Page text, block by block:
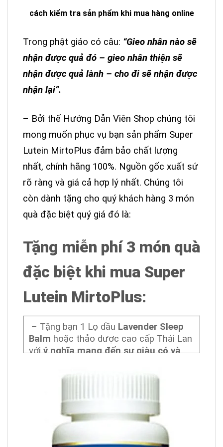
cách kiểm tra sản phẩm khi mua hàng online
Trong phật giáo có câu: “Gieo nhân nào sẽ
nhận được quả đó – gieo nhân thiện sẽ
nhận được quả lành – cho đi sẽ nhận được
nhận lại”.
– Bởi thế Hướng Dẫn Viên Shop chúng tôi
mong muốn phục vụ bạn sản phẩm Super
Lutein MirtoPlus đảm bảo chất lượng
nhất, chính hãng 100%. Nguồn gốc xuất sứ
rõ ràng và giá cả hợp lý nhất. Chúng tôi
còn dành tặng cho quý khách hàng 3 món
quà đặc biệt quý giá đó là:
Tặng miễn phí 3 món quà
đặc biệt khi mua Super
Lutein MirtoPlus:
– Tặng bạn 1 Lọ dầu Lavender Sleep
Balm hoặc thảo dược cao cấp Thái Lan
vớiý nghĩa mang đến sự giàu có và
dụng ( giúp giấc ngủ ngon từ tối đến
làm việc hiệu quả tốt nhất , giảm căng
thẳng mệt mỏi – Hiệu quả nhất cho
những người mất ngủ, ngủ không sâu